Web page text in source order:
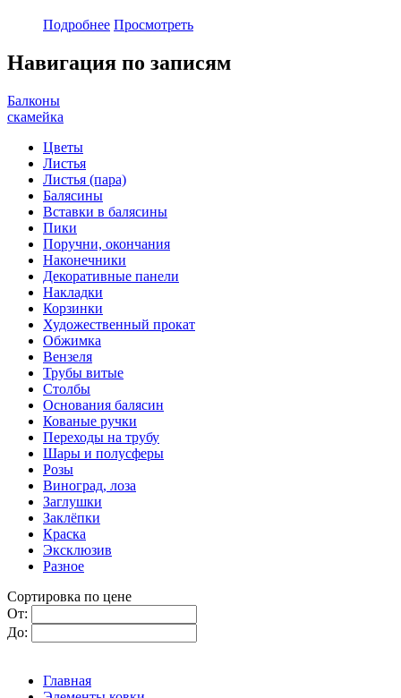
Подробнее Просмотреть
Навигация по записям
Балконы
скамейка
Цветы
Листья
Листья (пара)
Балясины
Вставки в балясины
Пики
Поручни, окончания
Наконечники
Декоративные панели
Накладки
Корзинки
Художественный прокат
Обжимка
Вензеля
Трубы витые
Столбы
Основания балясин
Кованые ручки
Переходы на трубу
Шары и полусферы
Розы
Виноград, лоза
Заглушки
Заклёпки
Краска
Эксклюзив
Разное
Сортировка по цене
От:
До:
Главная